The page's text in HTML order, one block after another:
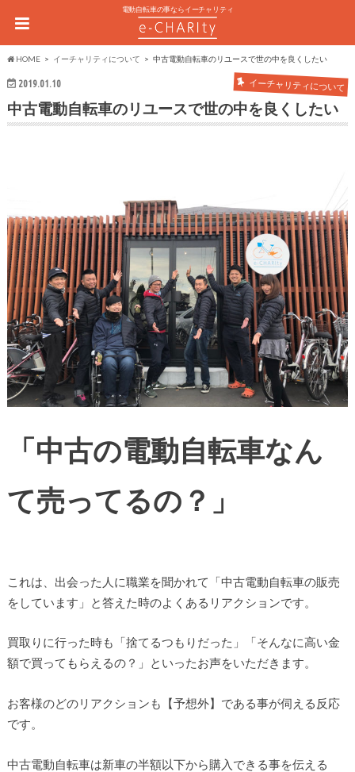
電動自転車の事ならイーチャリティ
HOME イーチャリティについて 中古電動自転車のリユースで世の中を良くしたい
2019.01.10 イーチャリティについて
中古電動自転車のリユースで世の中を良くしたい
「中古の電動自転車なん
て売ってるの？」
これは、出会った人に職業を聞かれて「中古電動自転車の販売
をしています」と答えた時のよくあるリアクションです。
買取りに行った時も「捨てるつもりだった」「そんなに高い金
額で買ってもらえるの？」といったお声をいただきます。
お客様のどのリアクションも【予想外】である事が伺える反応
です。
中古電動自転車は新車の半額以下から購入できる事を伝える